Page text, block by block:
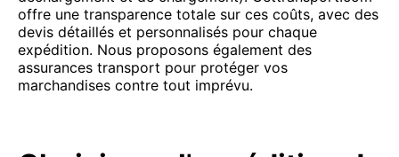
offre une transparence totale sur ces coûts, avec des
devis détaillés et personnalisés pour chaque
expédition. Nous proposons également des
assurances transport pour protéger vos
marchandises contre tout imprévu.